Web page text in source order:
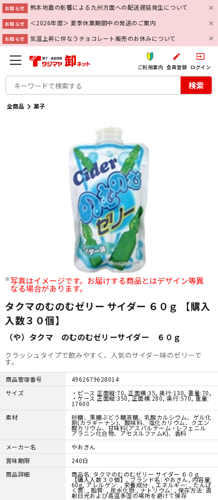
お知らせ 熊本地震の影響による九州方面への配送遅延発生について
お知らせ ＜2026年度＞ 夏季休業期間中の発送のご案内
お知らせ 気温上昇に伴なうチョコレート販売のお休みについて
ご利用案内
create
会員登録
input
ログイン
検索
全商品 菓子
写真はイメージです。お届けする商品とはデザイン等異
なる場合があります。
タクマのむのむゼリー サイダー ６０ｇ 【購入
入数３０個】
（や）タクマ のむのむゼリーサイダー ６０ｇ
クラッシュタイプで飲みやすく、人気のサイダー味のゼリーで
す。
商品管理番号
4962679628014
サイズ
・ピース 正面縦:70, 正面横:35, 奥行:130, 重量:70,
・ケース 正面縦:350, 正面横:280, 奥行:570, 重量:
17600
素材
砂糖、果糖ぶどう糖液糖、乳酸カルシウム、ゲル化
剤(カラギーナン)、酸味料、塩化カリウム、クエン
酸カリウム、甘味料(アスパルテーム・L-フェニル
アラニン化合物、アセスルファムK)、香料
メーカー名
やおきん
賞味期限
240日
商品詳細
商品名: タクマのむのむゼリー サイダー ６０ｇ
【購入入数３０個】, ブランド名: やおきん, 内容量:
60g, アレルゲン: , 栄養成分: , エネルギー: , たんぱ
く質: , 脂質: , 炭水化物:, ナトリウム: , 保存方法: 直
射日光および高温多湿の場所を避けて保存